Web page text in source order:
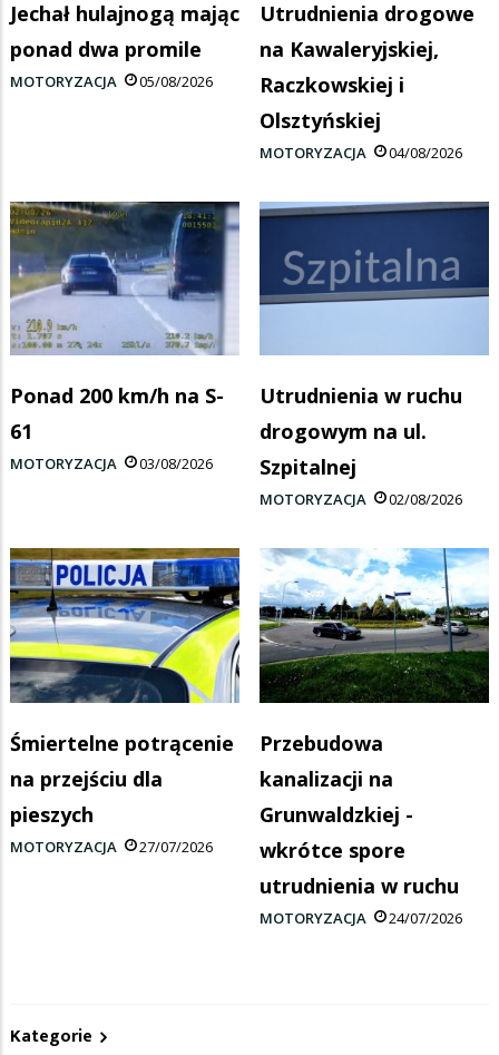
Jechał hulajnogą mając
ponad dwa promile
MOTORYZACJA 05/08/2026
Utrudnienia drogowe
na Kawaleryjskiej,
Raczkowskiej i
Olsztyńskiej
MOTORYZACJA 04/08/2026
Ponad 200 km/h na S-
61
MOTORYZACJA 03/08/2026
Utrudnienia w ruchu
drogowym na ul.
Szpitalnej
MOTORYZACJA 02/08/2026
Śmiertelne potrącenie
na przejściu dla
pieszych
MOTORYZACJA 27/07/2026
Przebudowa
kanalizacji na
Grunwaldzkiej -
wkrótce spore
utrudnienia w ruchu
MOTORYZACJA 24/07/2026
Kategorie